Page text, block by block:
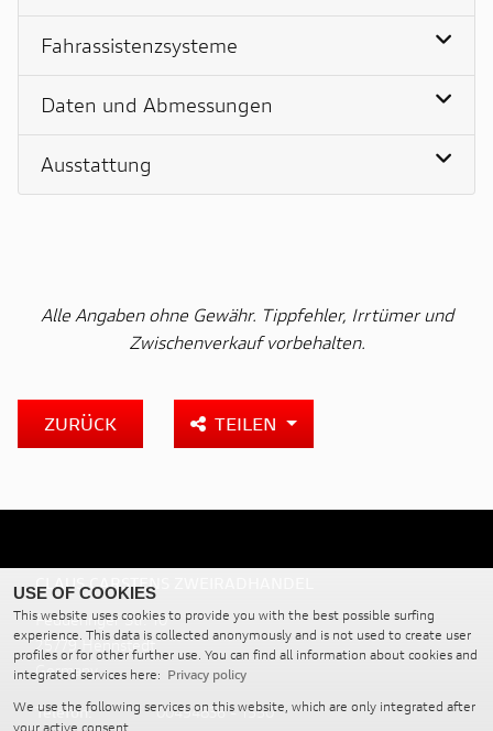
Fahrassistenzsysteme
Daten und Abmessungen
Ausstattung
Alle Angaben ohne Gewähr. Tippfehler, Irrtümer und
Zwischenverkauf vorbehalten.
ZURÜCK TEILEN
CLAUS CARSTENS ZWEIRADHANDEL
Fedderinger Str. 10
25779 Hennstedt
Germany
Telefon:
00494836 - 1550
USE OF COOKIES
This website uses cookies to provide you with the best possible surfing
experience. This data is collected anonymously and is not used to create user
profiles or for other further use. You can find all information about cookies and
integrated services here: Privacy policy
We use the following services on this website, which are only integrated after
your active consent.